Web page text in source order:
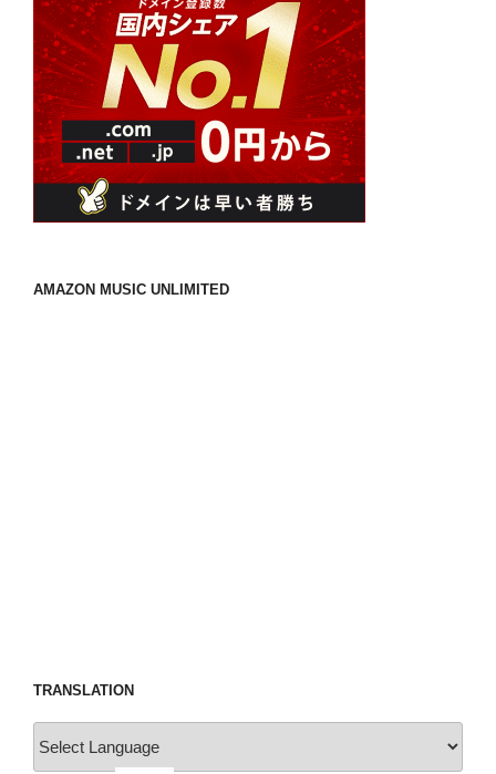
AMAZON MUSIC UNLIMITED
TRANSLATION